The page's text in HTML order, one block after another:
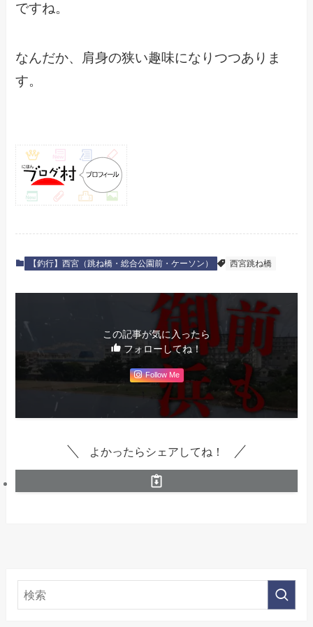
ですね。
なんだか、肩身の狭い趣味になりつつありま
す。
【釣行】西宮（跳ね橋・総合公園前・ケーソン） 西宮跳ね橋
この記事が気に入ったら
フォローしてね！
Follow Me
よかったらシェアしてね！